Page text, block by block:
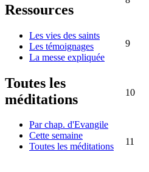
Ressources
Les vies des saints
Les témoignages
La messe expliquée
Toutes les
méditations
Par chap. d'Evangile
Cette semaine
Toutes les méditations
9
10
11